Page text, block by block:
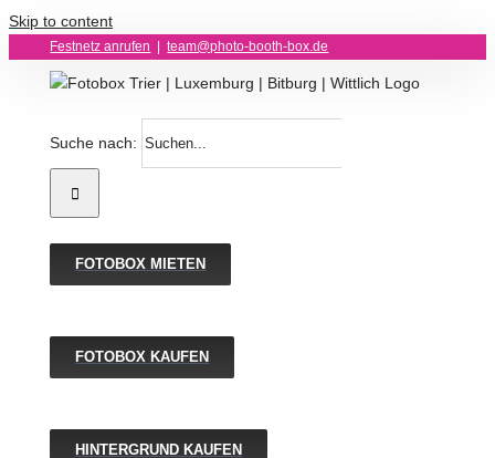
Skip to content
Festnetz anrufen team@photo-booth-box.de
Suche nach:
FOTOBOX MIETEN
FOTOBOX KAUFEN
HINTERGRUND KAUFEN